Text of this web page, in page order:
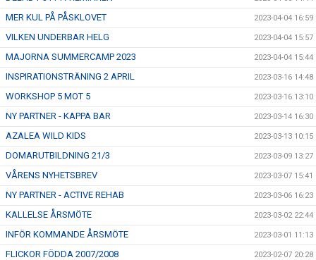
MER KUL PÅ PÅSKLOVET 2023-04-04 16:59
VILKEN UNDERBAR HELG 2023-04-04 15:57
MAJORNA SUMMERCAMP 2023 2023-04-04 15:44
INSPIRATIONSTRÄNING 2 APRIL 2023-03-16 14:48
WORKSHOP 5 MOT 5 2023-03-16 13:10
NY PARTNER - KAPPA BAR 2023-03-14 16:30
AZALEA WILD KIDS 2023-03-13 10:15
DOMARUTBILDNING 21/3 2023-03-09 13:27
VÅRENS NYHETSBREV 2023-03-07 15:41
NY PARTNER - ACTIVE REHAB 2023-03-06 16:23
KALLELSE ÅRSMÖTE 2023-03-02 22:44
INFÖR KOMMANDE ÅRSMÖTE 2023-03-01 11:13
FLICKOR FÖDDA 2007/2008 2023-02-07 20:28